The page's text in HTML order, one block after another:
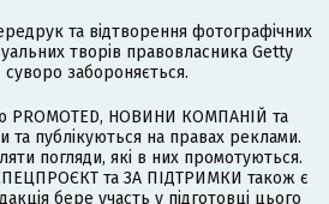
та відтворення фотографічних
творів правовласника Getty
забороняється.
PROMOTED, НОВИНИ КОМПАНІЙ та
публікуються на правах реклами.
погляди, які в них промотуються.
та ЗА ПІДТРИМКИ також є
бере участь у підготовці цього